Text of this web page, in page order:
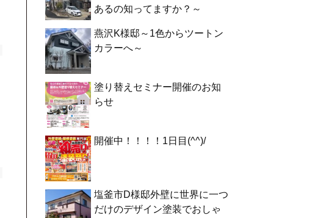
あるの知ってますか？～
燕沢K様邸～1色からツートン
カラーへ～
塗り替えセミナー開催のお知
らせ
開催中！！！！1日目(^^)/
塩釜市D様邸外壁に世界に一つ
だけのデザイン塗装でおしゃ